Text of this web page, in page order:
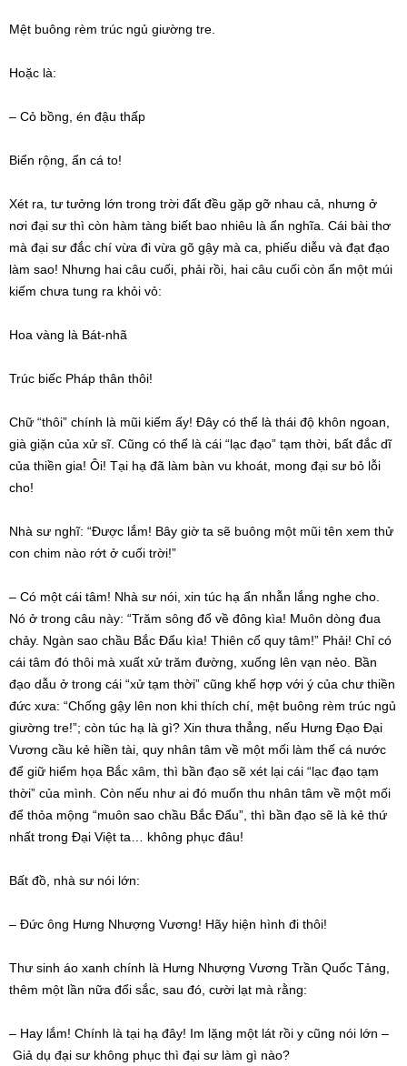
Mệt buông rèm trúc ngủ giường tre.
Hoặc là:
– Cỏ bồng, én đậu thấp
Biển rộng, ẩn cá to!
Xét ra, tư tưởng lớn trong trời đất đều gặp gỡ nhau cả, nhưng ở
nơi đại sư thì còn hàm tàng biết bao nhiêu là ẩn nghĩa. Cái bài thơ
mà đại sư đắc chí vừa đi vừa gõ gậy mà ca, phiếu diễu và đạt đạo
làm sao! Nhưng hai câu cuối, phải rồi, hai câu cuối còn ẩn một múi
kiếm chưa tung ra khỏi vỏ:
Hoa vàng là Bát-nhã
Trúc biếc Pháp thân thôi!
Chữ “thôi” chính là mũi kiếm ấy! Đây có thể là thái độ khôn ngoan,
già giặn của xử sĩ. Cũng có thể là cái “lạc đạo” tạm thời, bất đắc dĩ
của thiền gia! Ôi! Tại hạ đã làm bàn vu khoát, mong đại sư bỏ lỗi
cho!
Nhà sư nghĩ: “Được lắm! Bây giờ ta sẽ buông một mũi tên xem thử
con chim nào rớt ở cuối trời!”
– Có một cái tâm! Nhà sư nói, xin túc hạ ẩn nhẫn lắng nghe cho.
Nó ở trong câu này: “Trăm sông đổ về đông kìa! Muôn dòng đua
chảy. Ngàn sao chầu Bắc Đẩu kìa! Thiên cổ quy tâm!” Phải! Chỉ có
cái tâm đó thôi mà xuất xử trăm đường, xuống lên vạn nẻo. Bần
đạo dẫu ở trong cái “xử tạm thời” cũng khế hợp với ý của chư thiền
đức xưa: “Chống gậy lên non khi thích chí, mệt buông rèm trúc ngủ
giường tre!”; còn túc hạ là gì? Xin thưa thẳng, nếu Hưng Đạo Đại
Vương cầu kẻ hiền tài, quy nhân tâm về một mối làm thế cá nước
để giữ hiểm họa Bắc xâm, thì bần đạo sẽ xét lại cái “lạc đạo tạm
thời” của mình. Còn nếu như ai đó muốn thu nhân tâm về một mối
để thỏa mộng “muôn sao chầu Bắc Đẩu”, thì bần đạo sẽ là kẻ thứ
nhất trong Đại Việt ta… không phục đâu!
Bất đồ, nhà sư nói lớn:
– Đức ông Hưng Nhượng Vương! Hãy hiện hình đi thôi!
Thư sinh áo xanh chính là Hưng Nhượng Vương Trần Quốc Tảng,
thêm một lần nữa đổi sắc, sau đó, cười lạt mà rằng:
– Hay lắm! Chính là tại hạ đây! Im lặng một lát rồi y cũng nói lớn –
Giả dụ đại sư không phục thì đại sư làm gì nào?